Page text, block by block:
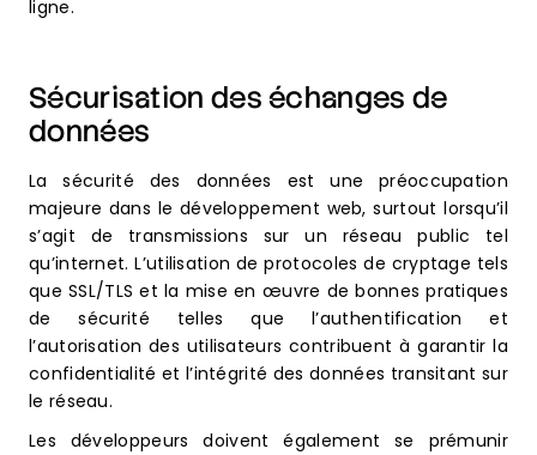
ligne.
Sécurisation des échanges de
données
La sécurité des données est une préoccupation
majeure dans le développement web, surtout lorsqu’il
s’agit de transmissions sur un réseau public tel
qu’internet. L’utilisation de protocoles de cryptage tels
que SSL/TLS et la mise en œuvre de bonnes pratiques
de sécurité telles que l’authentification et
l’autorisation des utilisateurs contribuent à garantir la
confidentialité et l’intégrité des données transitant sur
le réseau.
Les développeurs doivent également se prémunir